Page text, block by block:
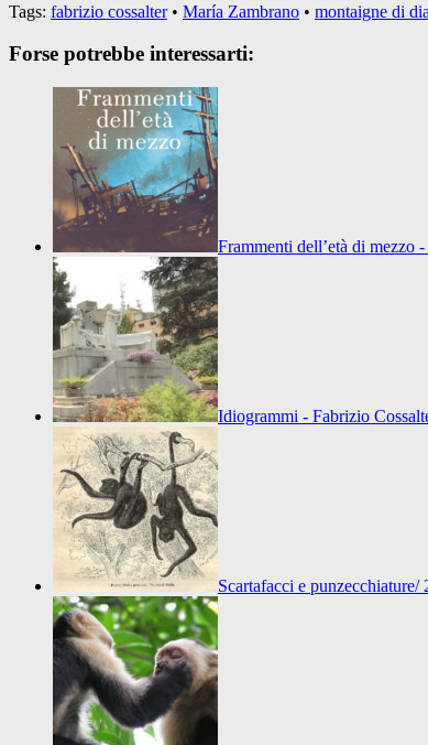
Tags: fabrizio cossalter• María Zambrano • montaigne di
Forse potrebbe interessarti:
Frammenti dell’età di mezzo
Idiogrammi - Fabrizio
Scartafacci e punzecchiature/